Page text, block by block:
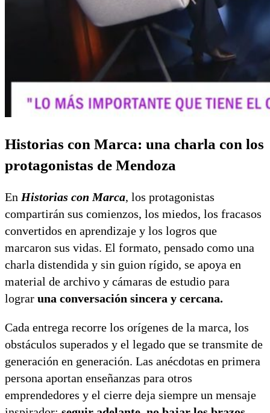
Historias con Marca: una charla con los
protagonistas de Mendoza
En Historias con Marca, los protagonistas
compartirán sus comienzos, los miedos, los fracasos
convertidos en aprendizaje y los logros que
marcaron sus vidas. El formato, pensado como una
charla distendida y sin guion rígido, se apoya en
material de archivo y cámaras de estudio para
lograr una conversación sincera y cercana.
Cada entrega recorre los orígenes de la marca, los
obstáculos superados y el legado que se transmite de
generación en generación. Las anécdotas en primera
persona aportan enseñanzas para otros
emprendedores y el cierre deja siempre un mensaje